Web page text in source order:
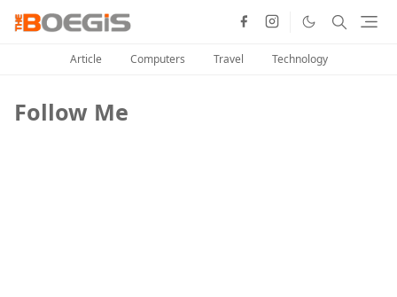
Article Computers Travel Technology
Follow Me